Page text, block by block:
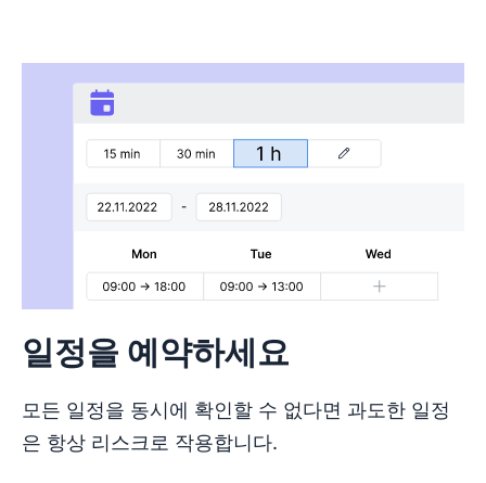
일정을 예약하세요
모든 일정을 동시에 확인할 수 없다면 과도한 일정
은 항상 리스크로 작용합니다.